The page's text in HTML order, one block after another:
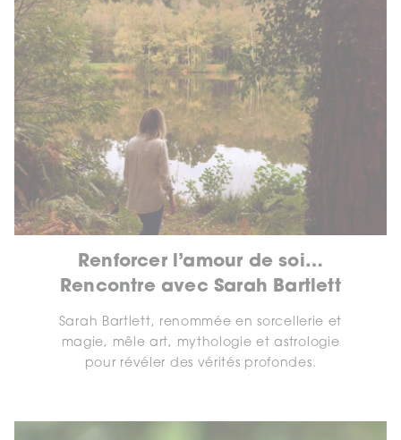
Renforcer l’amour de soi…
Rencontre avec Sarah Bartlett
Sarah Bartlett, renommée en sorcellerie et
magie, mêle art, mythologie et astrologie
pour révéler des vérités profondes.